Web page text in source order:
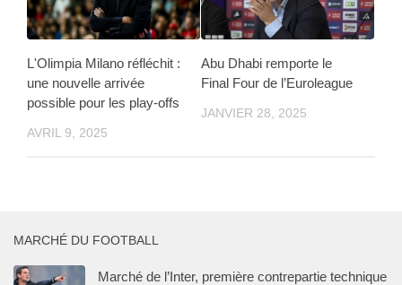
L'Olimpia Milano réfléchit :
une nouvelle arrivée
possible pour les play-offs
AVRIL 9, 2025
Abu Dhabi remporte le
Final Four de l’Euroleague
JANVIER 28, 2025
MARCHÉ DU FOOTBALL
Marché de l’Inter, première contrepartie technique